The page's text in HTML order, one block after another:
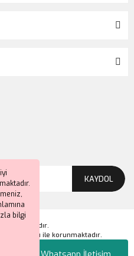
bilgi
KAYDOL
Saklıdır.
sertifikası ile korunmaktadır.